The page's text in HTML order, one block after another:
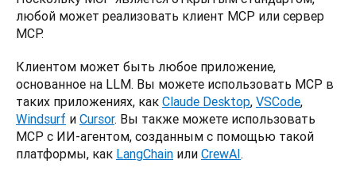
любой может реализовать клиент MCP или сервер
MCP.
Клиентом может быть любое приложение,
основанное на LLM. Вы можете использовать MCP в
таких приложениях, как Claude Desktop, VSCode
Windsurf и Cursor. Вы также можете использовать
MCP с ИИ-агентом, созданным с помощью такой
платформы, как LangChain или CrewAI.